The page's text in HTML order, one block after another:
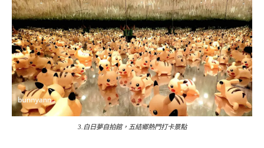
3.白日夢自拍館，五結鄉熱門打卡景點